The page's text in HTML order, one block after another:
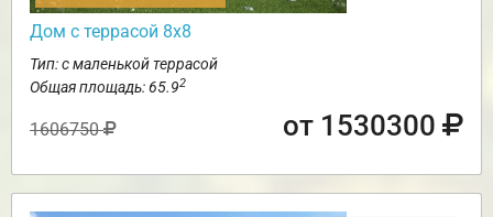
Дом с террасой 8х8
Тип: с маленькой террасой
Общая площадь: 65.92
1606750 от 1530300